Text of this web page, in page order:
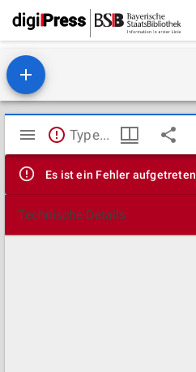
Mirador
Viewer
TypeError: Failed to fetch
Es ist ein Fehler aufgetreten
Technische Details